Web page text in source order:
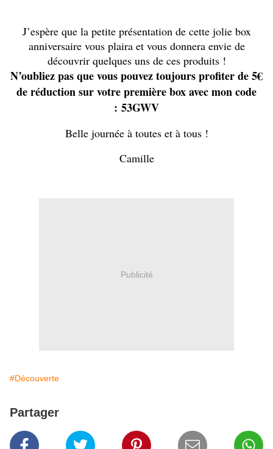
J’espère que la petite présentation de cette jolie box
anniversaire vous plaira et vous donnera envie de
découvrir quelques uns de ces produits !
N’oubliez pas que vous pouvez toujours profiter de 5€
de réduction sur votre première box avec mon code
: 53GWV
Belle journée à toutes et à tous !
Camille
Publicité
#Découverte
Partager